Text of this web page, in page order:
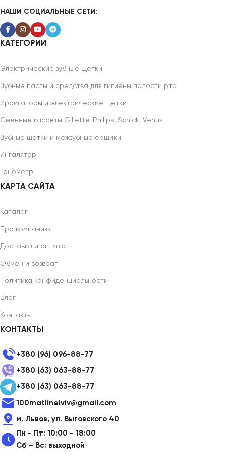
НАШИ СОЦИАЛЬНЫЕ СЕТИ:
КАТЕГОРИИ
Электрические зубные щетки
Зубные пасты и средства для гигиены полости рта
Ирригаторы и электрические щетки
Сменные кассеты Gillette, Philips, Schick, Venus
Зубные щетки и межзубные ершики
Ингалятор
Тонометр
КАРТА САЙТА
Каталог
Про компанию
Доставка и оплата
Обмен и возврат
Политика конфиденциальности
Блог
Контакты
КОНТАКТЫ
+380 (96) 096-88-77
+380 (63) 063-88-77
+380 (63) 063-88-77
100matlinelviv@gmail.com
м. Львов, ул. Выговского 40
Пн - Пт: 10:00 - 18:00
Сб – Вс: выходной